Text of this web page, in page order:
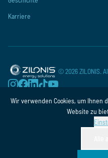
Karriere
©2026ZILONIS.
DatenschutzAGB Impressum
Wir verwenden Cookies, um
Website zu